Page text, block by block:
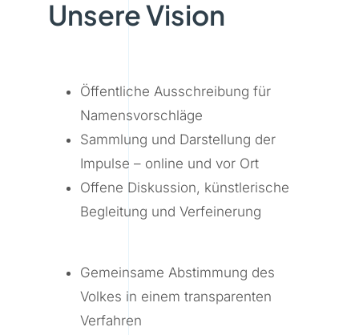
Unsere Vision
Öffentliche Ausschreibung für
Namensvorschläge
Sammlung und Darstellung der
Impulse – online und vor Ort
Offene Diskussion, künstlerische
Begleitung und Verfeinerung
Gemeinsame Abstimmung des
Volkes in einem transparenten
Verfahren